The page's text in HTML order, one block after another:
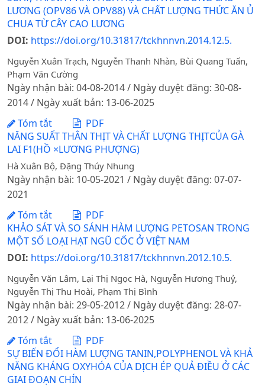
LƯƠNG (OPV86 VÀ OPV88) VÀ CHẤT LƯỢNG THỨC ĂN Ủ
CHUA TỪ CÂY CAO LƯƠNG
DOI: https://doi.org/10.31817/tckhnnvn.2014.12.5.
Nguyễn Xuân Trạch, Nguyễn Thanh Nhàn, Bùi Quang Tuấn,
Phạm Văn Cường
Ngày nhận bài: 04-08-2014 / Ngày duyệt đăng: 30-08-
2014 / Ngày xuất bản: 13-06-2025
Tóm tắt
PDF
NĂNG SUẤT THÂN THỊT VÀ CHẤT LƯỢNG THỊTCỦA GÀ
LAI F1(HỒ ×LƯƠNG PHƯỢNG)
Hà Xuân Bộ, Đặng Thúy Nhung
Ngày nhận bài: 10-05-2021 / Ngày duyệt đăng: 07-07-
2021
Tóm tắt
PDF
KHẢO SÁT VÀ SO SÁNH HÀM LƯỢNG PETOSAN TRONG
MỘT SỐ LOẠI HẠT NGŨ CỐC Ở VIỆT NAM
DOI: https://doi.org/10.31817/tckhnnvn.2012.10.5.
Nguyễn Văn Lâm, Lại Thị Ngọc Hà, Nguyễn Hương Thuỷ,
Nguyễn Thị Thu Hoài, Phạm Thị Bình
Ngày nhận bài: 29-05-2012 / Ngày duyệt đăng: 28-07-
2012 / Ngày xuất bản: 13-06-2025
Tóm tắt
PDF
SỰ BIẾN ĐỔI HÀM LƯỢNG TANIN,POLYPHENOL VÀ KHẢ
NĂNG KHÁNG OXYHÓA CỦA DỊCH ÉP QUẢ ĐIỀU Ở CÁC
GIAI ĐOẠN CHÍN